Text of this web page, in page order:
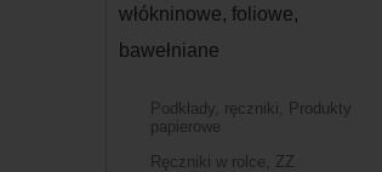
włókninowe, foliowe,
bawełniane
Podkłady, ręczniki, Produkty
papierowe
Ręczniki w rolce, ZZ